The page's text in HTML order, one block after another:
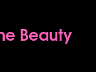
Beauty